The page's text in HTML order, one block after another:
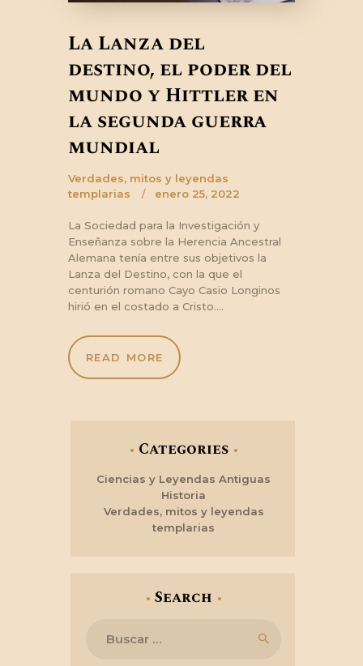
La Lanza del
destino, el poder del
mundo y Hittler en
la segunda guerra
mundial
Verdades, mitos y leyendas
templarias
enero 25, 2022
La Sociedad para la Investigación y
Enseñanza sobre la Herencia Ancestral
Alemana tenía entre sus objetivos la
Lanza del Destino, con la que el
centurión romano Cayo Casio Longinos
hirió en el costado a Cristo.…
READ MORE
Categories
Ciencias y Leyendas Antiguas
Historia
Verdades, mitos y leyendas
templarias
Search